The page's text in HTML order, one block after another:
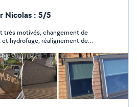
contacter au Zéro7 73 48 85 quatre-vingt-onze
Nicolas : 5/5
très motivés, changement de
hydrofuge, réalignement de